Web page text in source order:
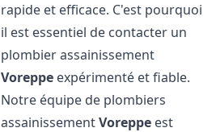
rapide et efficace. C'est pourquoi
il est essentiel de contacter un
plombier assainissement
Voreppe expérimenté et fiable.
Notre équipe de plombiers
assainissementVoreppe est